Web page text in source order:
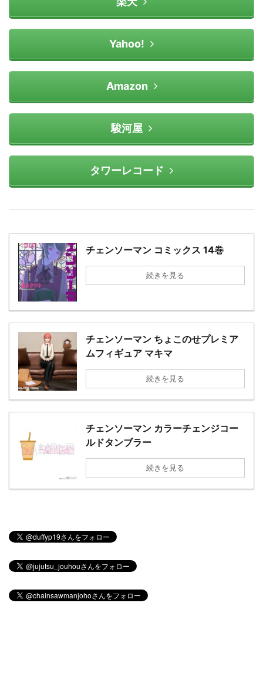
Yahoo!
Amazon
駿河屋
タワーレコード
チェンソーマン コミックス 14巻
続きを見る
チェンソーマン ちょこのせプレミア
ムフィギュア マキマ
続きを見る
チェンソーマン カラーチェンジコー
ルドタンブラー
続きを見る